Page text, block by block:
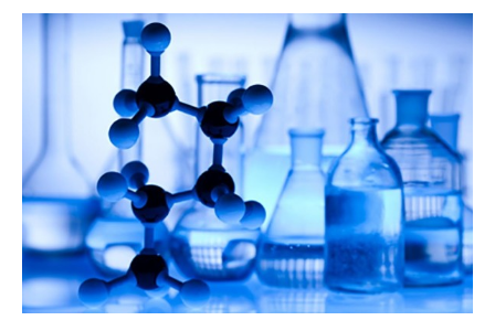
66 dollara çatdırıb. Qeyd edək ki,2025-ci ilin yanvar-dekabr
aylarında Türkiyənin kimyəvi maddə ixracı ötən ilin eyni dövrü ilə
müqayisədə 3,9 faiz artaraq, 31 milyard 931 milyon 878 min dollara